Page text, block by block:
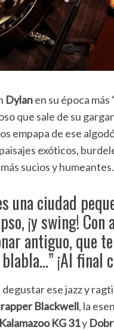
Dylanen su época
que sale de su
empapa de ese
exóticos,
sucios y humeantes.
una ciudad
¡y swing!
antiguo, que
¡Al final
ese jazz y
Blackwell, la
Kalamazoo KG 31y